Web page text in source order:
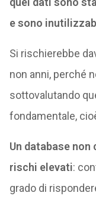
e sono
Si rischierebbe
non anni, perché
sottovalutando
fondamentale,
Un database non
rischi elevati:
grado di